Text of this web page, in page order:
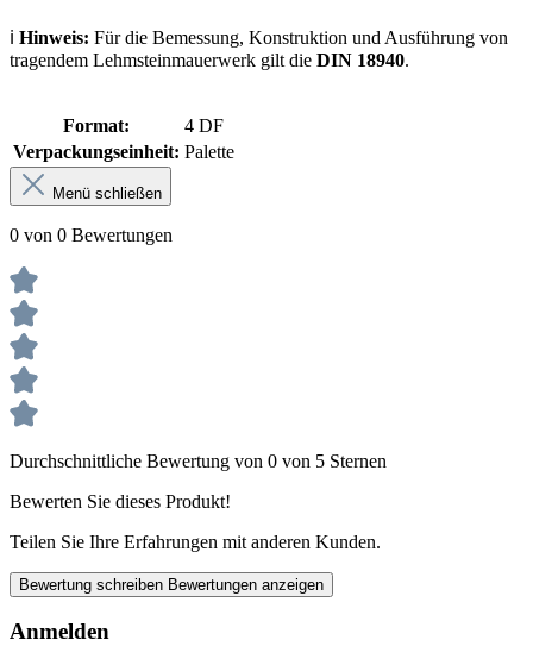
ℹ Hinweis: Für die Bemessung, Konstruktion und Ausführung von
tragendem Lehmsteinmauerwerk gilt die DIN 18940.
Format:
4 DF
Verpackungseinheit: Palette
Menü schließen
0 von 0 Bewertungen
Durchschnittliche Bewertung von 0 von 5 Sternen
Bewerten Sie dieses Produkt!
Teilen Sie Ihre Erfahrungen mit anderen Kunden.
Bewertung schreiben Bewertungen anzeigen
Anmelden